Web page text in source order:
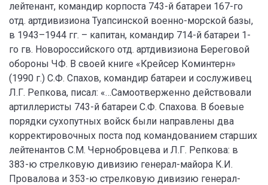
лейтенант, командир корпоста 743-й батареи 167-го
отд. артдивизиона Туапсинской военно-морской базы,
в 1943–1944 гг. – капитан, командир 714-й батареи 1-
го гв. Новороссийского отд. артдивизиона Береговой
обороны ЧФ. В своей книге «Крейсер Коминтерн»
(1990 г.) С.Ф. Спахов, командир батареи и сослуживец
Л.Г. Репкова, писал: «…Самоотверженно действовали
артиллеристы 743-й батареи С.Ф. Спахова. В боевые
порядки сухопутных войск были направлены два
корректировочных поста под командованием старших
лейтенантов С.М. Чернобровцева и Л.Г. Репкова: в
383-ю стрелковую дивизию генерал-майора К.И.
Провалова и 353-ю стрелковую дивизию генерал-